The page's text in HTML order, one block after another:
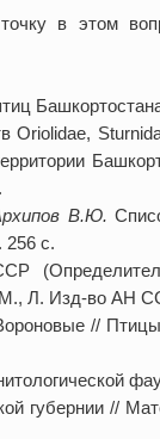
в этом
Oriolidae,
В.Ю.
256 с.
Л. Изд-во АН
//
губернии //